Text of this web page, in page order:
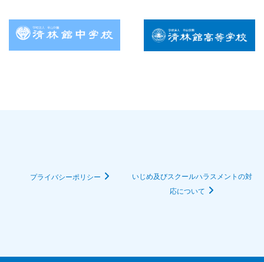
プライバシーポリシー
いじめ及びスクールハラスメントの対
応について